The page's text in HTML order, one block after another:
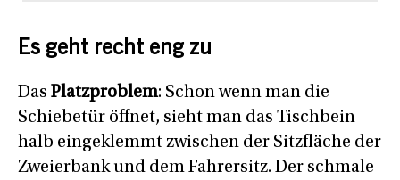
Es geht recht eng zu
Das Platzproblem: Schon wenn man die
Schiebetür öffnet, sieht man das Tischbein
halb eingeklemmt zwischen der Sitzfläche der
Zweierbank und dem Fahrersitz. Der schmale